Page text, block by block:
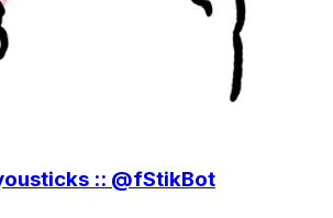
:: @fStikBot